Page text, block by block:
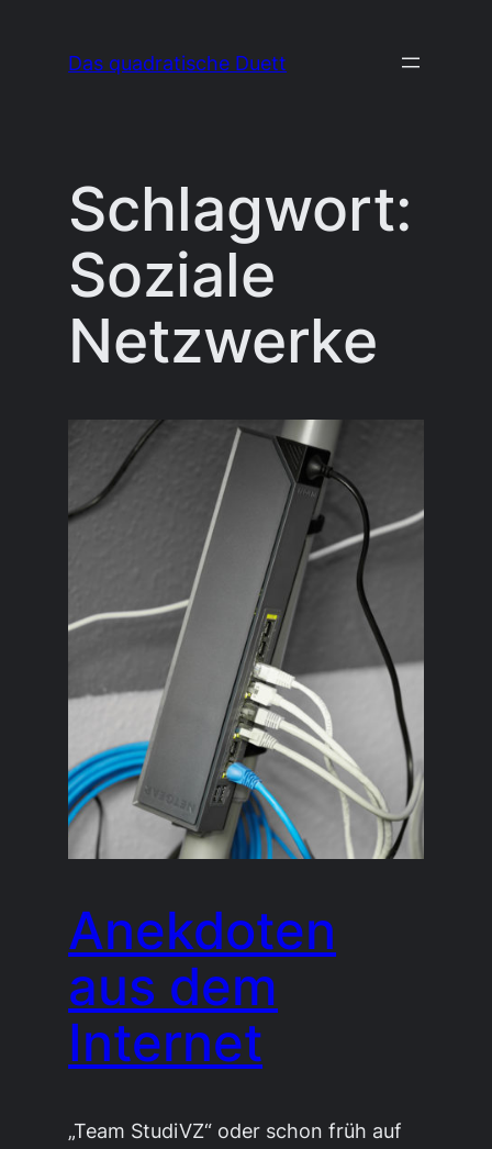
Das quadratische Duett
Schlagwort:
Soziale
Netzwerke
Anekdoten
aus dem
Internet
„Team StudiVZ“ oder schon früh auf